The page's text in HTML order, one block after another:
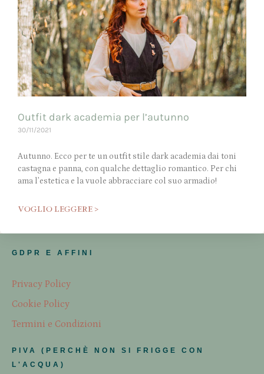
Outfit dark academia per l’autunno
30/11/2021
Autunno. Ecco per te un outfit stile dark academia dai toni
castagna e panna, con qualche dettaglio romantico. Per chi
ama l’estetica e la vuole abbracciare col suo armadio!
VOGLIO LEGGERE >
GDPR E AFFINI
Privacy Policy
Cookie Policy
Termini e Condizioni
PIVA (PERCHÈ NON SI FRIGGE CON
L'ACQUA)